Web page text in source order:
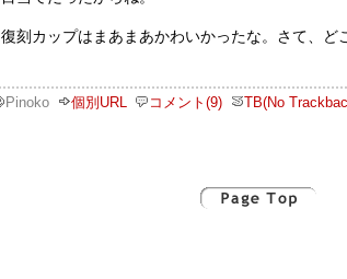
復刻カップはまあまあかわいかったな。さて、ど
Pinoko 個別URL コメント(9) TB(No